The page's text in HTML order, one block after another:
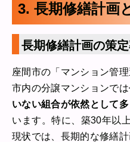
3. 長期修繕計画
長期修繕計画の策
座間市の「マンション管
市内の分譲マンションでは
いない組合が依然として
います。特に、築30年以
現状では、長期的な修繕